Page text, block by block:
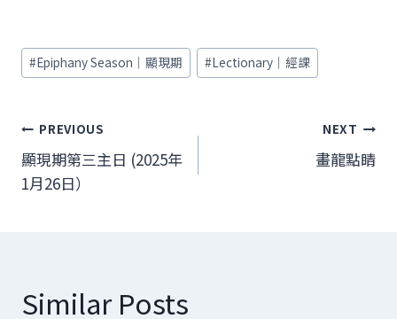
Post
Tags:
#Epiphany Season｜顯現期 #Lectionary｜經課
文
章
導
PREVIOUS
顯現期第三主日 (2025年
1月26日）
NEXT
畫龍點睛
Similar Posts